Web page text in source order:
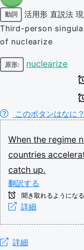
動詞 活用形 直説法
Third-person
of nuclearize
原形: nuclearize
このボタンはなに？
When the regime
countries
catch up.
翻訳する
聞き取れるようになる
詳細
詳細